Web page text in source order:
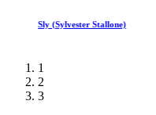
Sly (Sylvester Stallone)
1
2
3